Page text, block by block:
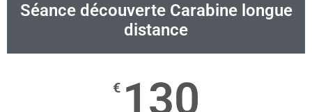
Séance découverte Carabine longue
distance
€ 130